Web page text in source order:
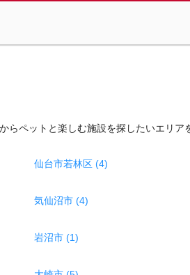
らペットと楽しむ施設を探したいエリア
仙台市若林区 (4)
気仙沼市 (4)
岩沼市 (1)